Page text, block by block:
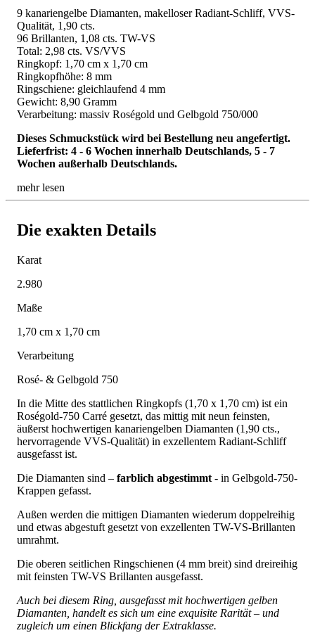
9 kanariengelbe Diamanten, makelloser Radiant-Schliff, VVS-
Qualität, 1,90 cts.
96 Brillanten, 1,08 cts. TW-VS
Total: 2,98 cts. VS/VVS
Ringkopf: 1,70 cm x 1,70 cm
Ringkopfhöhe: 8 mm
Ringschiene: gleichlaufend 4 mm
Gewicht: 8,90 Gramm
Verarbeitung: massiv Roségold und Gelbgold 750/000
Dieses Schmuckstück wird bei Bestellung neu angefertigt.
Lieferfrist: 4 - 6 Wochen innerhalb Deutschlands, 5 - 7
Wochen außerhalb Deutschlands.
mehr lesen
Die exakten Details
Karat
2.980
Maße
1,70 cm x 1,70 cm
Verarbeitung
Rosé- & Gelbgold 750
In die Mitte des stattlichen Ringkopfs (1,70 x 1,70 cm) ist ein
Roségold-750 Carré gesetzt, das mittig mit neun feinsten,
äußerst hochwertigen kanariengelben Diamanten (1,90 cts.,
hervorragende VVS-Qualität) in exzellentem Radiant-Schliff
ausgefasst ist.
Die Diamanten sind – farblich abgestimmt - in Gelbgold-750-
Krappen gefasst.
Außen werden die mittigen Diamanten wiederum doppelreihig
und etwas abgestuft gesetzt von exzellenten TW-VS-Brillanten
umrahmt.
Die oberen seitlichen Ringschienen (4 mm breit) sind dreireihig
mit feinsten TW-VS Brillanten ausgefasst.
Auch bei diesem Ring, ausgefasst mit hochwertigen gelben
Diamanten, handelt es sich um eine exquisite Rarität – und
zugleich um einen Blickfang der Extraklasse.